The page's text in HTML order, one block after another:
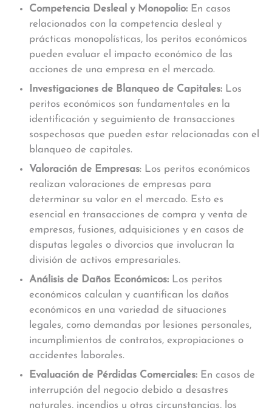
Competencia Desleal y Monopolio: En casos
relacionados con la competencia desleal y
prácticas monopolísticas, los peritos económicos
pueden evaluar el impacto económico de las
acciones de una empresa en el mercado.
Investigaciones de Blanqueo de Capitales: Los
peritos económicos son fundamentales en la
identificación y seguimiento de transacciones
sospechosas que pueden estar relacionadas con el
blanqueo de capitales.
Valoración de Empresas: Los peritos económicos
realizan valoraciones de empresas para
determinar su valor en el mercado. Esto es
esencial en transacciones de compra y venta de
empresas, fusiones, adquisiciones y en casos de
disputas legales o divorcios que involucran la
división de activos empresariales.
Análisis de Daños Económicos: Los peritos
económicos calculan y cuantifican los daños
económicos en una variedad de situaciones
legales, como demandas por lesiones personales,
incumplimientos de contratos, expropiaciones o
accidentes laborales.
Evaluación de Pérdidas Comerciales: En casos de
interrupción del negocio debido a desastres
naturales, incendios u otras circunstancias, los